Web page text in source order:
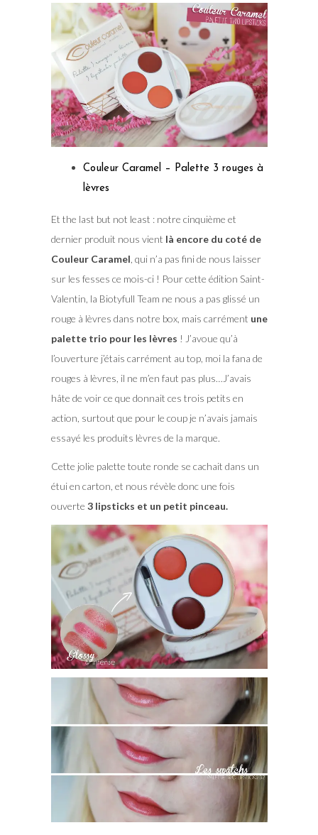
Couleur Caramel – Palette 3 rouges à
lèvres
Et the last but not least : notre cinquième et
dernier produit nous vient là encore du coté de
Couleur Caramel , qui n’a pas fini de nous laisser
sur les fesses ce mois-ci ! Pour cette édition Saint-
Valentin, la Biotyfull Team ne nous a pas glissé un
rouge à lèvres dans notre box, mais carrément une
palette trio pour les lèvres ! J’avoue qu’à
l’ouverture j’étais carrément au top, moi la fana de
rouges à lèvres, il ne m’en faut pas plus…J’avais
hâte de voir ce que donnait ces trois petits en
action, surtout que pour le coup je n’avais jamais
essayé les produits lèvres de la marque.
Cette jolie palette toute ronde se cachait dans un
étui en carton, et nous révèle donc une fois
ouverte 3 lipsticks et un petit pinceau.